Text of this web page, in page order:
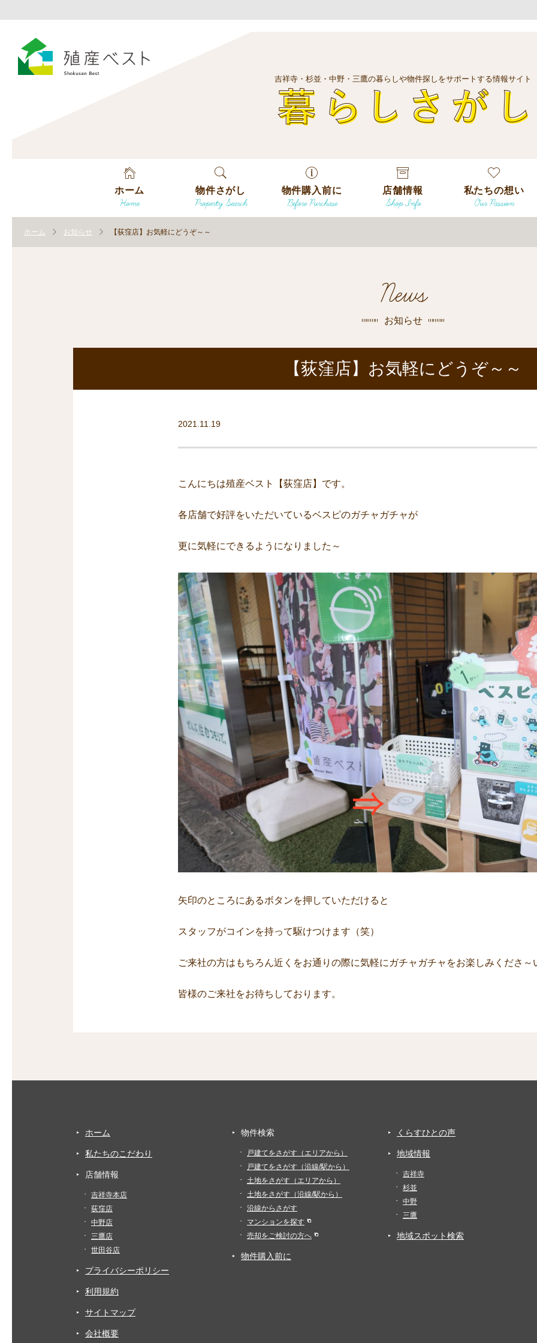
吉祥寺・杉並・中野・三鷹の暮らしや物件探しをサポートする情報サイト
ホーム
Home
物件さがし
Property Search
物件購入前に
Before Purchase
店舗情報
Shop Info
荻窪店
三鷹店
私たちの想い
Our Passion
ホーム お知らせ 【荻窪店】お気軽にどうぞ～～
News
お知らせ
【荻窪店】お気軽にどうぞ～～
2021.11.19
こんにちは殖産ベスト【荻窪店】です。
各店舗で好評をいただいているベスピのガチャガチャが
更に気軽にできるようになりました～
矢印のところにあるボタンを押していただけると
スタッフがコインを持って駆けつけます（笑）
ご来社の方はもちろん近くをお通りの際に気軽にガチャガチャをお楽しみくださ～
皆様のご来社をお待ちしております。
ホーム
私たちのこだわり
店舗情報
吉祥寺本店
荻窪店
中野店
三鷹店
世田谷店
プライバシーポリシー
利用規約
サイトマップ
会社概要
物件検索
戸建てをさがす（エリアから）
戸建てをさがす（沿線/駅から）
土地をさがす（エリアから）
土地をさがす（沿線/駅から）
沿線からさがす
マンションを探す
売却をご検討の方へ
物件購入前に
くらすひとの声
地域情報
吉祥寺
杉並
中野
三鷹
地域スポット検索